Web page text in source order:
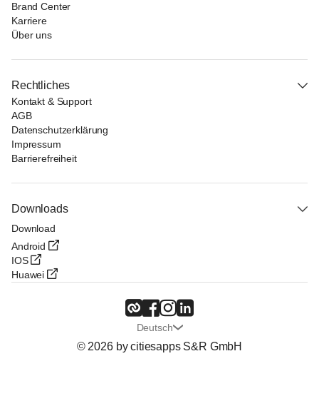
Brand Center
Karriere
Über uns
Rechtliches
Kontakt & Support
AGB
Datenschutzerklärung
Impressum
Barrierefreiheit
Downloads
Download
Android
IOS
Huawei
Deutsch
© 2026 by citiesapps S&R GmbH